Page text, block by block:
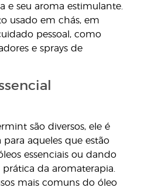
e seu aroma estimulante.
usado em chás, em
pessoal, como
e sprays de
são diversos, ele é
aqueles que estão
essenciais ou dando
prática da aromaterapia.
mais comuns do óleo